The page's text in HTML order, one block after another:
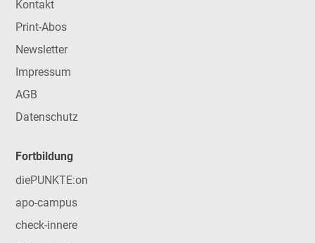
Kontakt
Print-Abos
Newsletter
Impressum
AGB
Datenschutz
Fortbildung
diePUNKTE:on
apo-campus
check-innere